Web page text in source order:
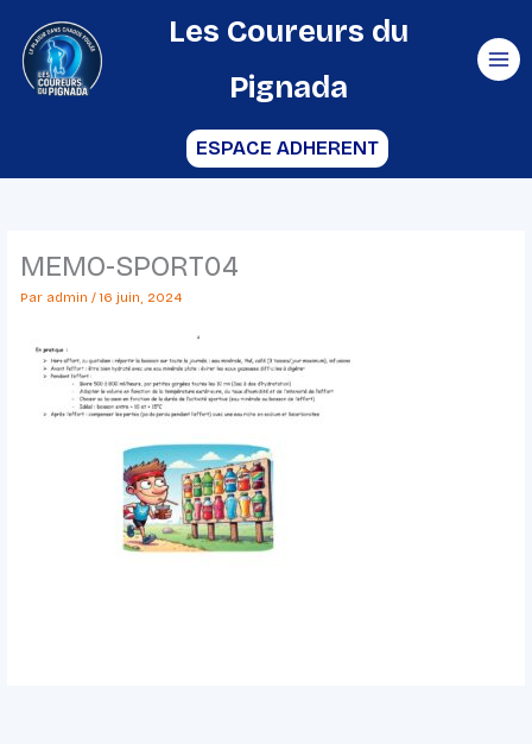
contenu
Les Coureurs du
Pignada
ESPACE ADHERENT
MEMO-SPORT04
Par admin / 16 juin, 2024